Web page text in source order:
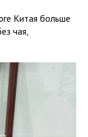
Китая больше
чая,